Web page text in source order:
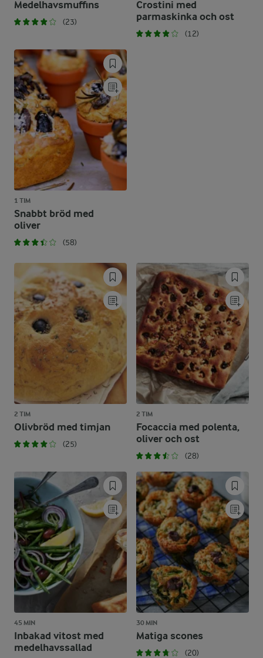
Medelhavsmuffins
(23)
Crostini med
parmaskinka och ost
(12)
1 TIM
Snabbt bröd med
oliver
(58)
2 TIM
Olivbröd med timjan
(25)
2 TIM
Focaccia med polenta,
oliver och ost
(28)
45 MIN
Inbakad vitost med
medelhavssallad
30 MIN
Matiga scones
(20)